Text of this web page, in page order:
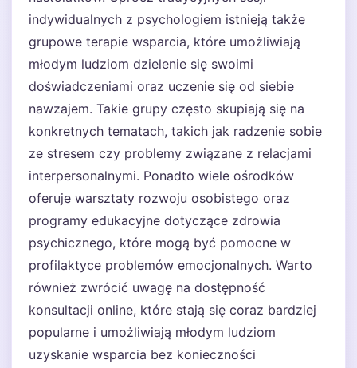
indywidualnych z psychologiem istnieją także
grupowe terapie wsparcia, które umożliwiają
młodym ludziom dzielenie się swoimi
doświadczeniami oraz uczenie się od siebie
nawzajem. Takie grupy często skupiają się na
konkretnych tematach, takich jak radzenie sobie
ze stresem czy problemy związane z relacjami
interpersonalnymi. Ponadto wiele ośrodków
oferuje warsztaty rozwoju osobistego oraz
programy edukacyjne dotyczące zdrowia
psychicznego, które mogą być pomocne w
profilaktyce problemów emocjonalnych. Warto
również zwrócić uwagę na dostępność
konsultacji online, które stają się coraz bardziej
popularne i umożliwiają młodym ludziom
uzyskanie wsparcia bez konieczności